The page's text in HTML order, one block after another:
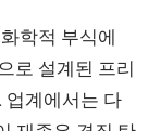
학적 부식에
로 설계된 프리
업계에서는 다